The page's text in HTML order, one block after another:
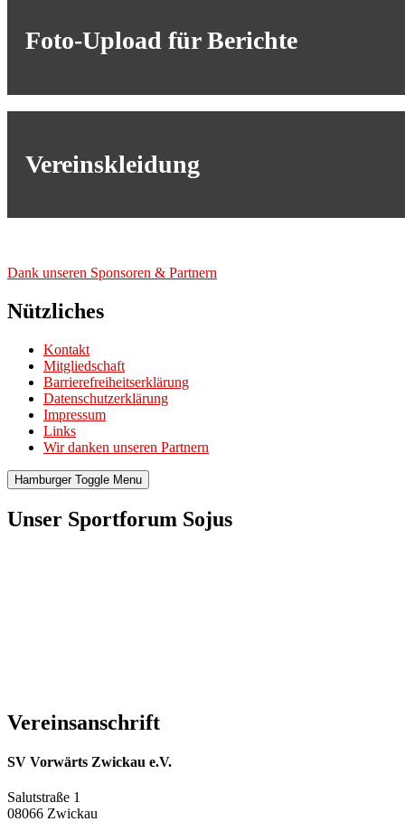
Foto-Upload für Berichte
Vereinskleidung
Dank unse­ren Spon­so­ren & Part­nern
Nützliches
Kontakt
Mitgliedschaft
Barrierefreiheitserklärung
Datenschutzerklärung
Impressum
Links
Wir danken unseren Partnern
Hamburger Toggle Menu
Unser Sportforum Sojus
Vereinsanschrift
SV Vorwärts Zwickau e.V.
Salutstraße 1
08066 Zwickau